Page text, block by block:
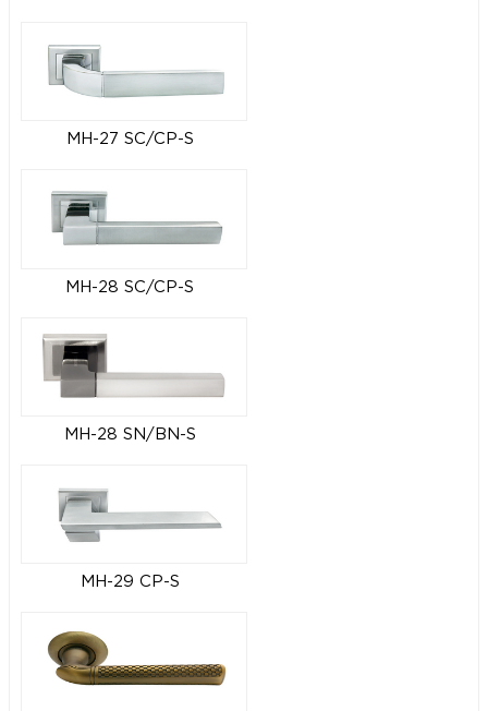
MH-27 SC/CP-S
MH-28 SC/CP-S
MH-28 SN/BN-S
MH-29 CP-S